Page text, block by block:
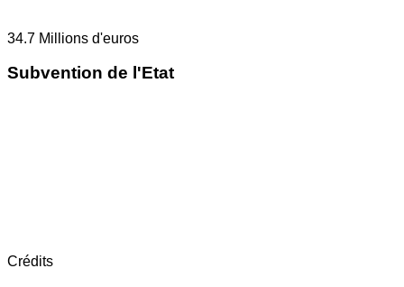
34.7 Millions d'euros
Subvention de l'Etat
Crédits